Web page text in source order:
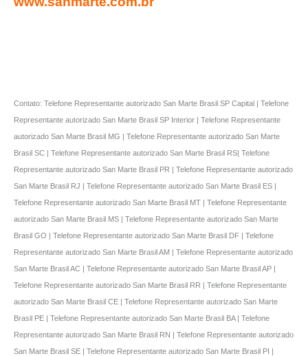
Contato: Telefone Representante autorizado San Marte Brasil SP Capital | Telefone
Representante autorizado San Marte Brasil SP Interior | Telefone Representante
autorizado San Marte Brasil MG | Telefone Representante autorizado San Marte
Brasil SC | Telefone Representante autorizado San Marte Brasil RS| Telefone
Representante autorizado San Marte Brasil PR | Telefone Representante autorizado
San Marte Brasil RJ | Telefone Representante autorizado San Marte Brasil ES |
Telefone Representante autorizado San Marte Brasil MT | Telefone Representante
autorizado San Marte Brasil MS | Telefone Representante autorizado San Marte
Brasil GO | Telefone Representante autorizado San Marte Brasil DF | Telefone
Representante autorizado San Marte Brasil AM | Telefone Representante autorizado
San Marte Brasil AC | Telefone Representante autorizado San Marte Brasil AP |
Telefone Representante autorizado San Marte Brasil RR | Telefone Representante
autorizado San Marte Brasil CE | Telefone Representante autorizado San Marte
Brasil PE | Telefone Representante autorizado San Marte Brasil BA | Telefone
Representante autorizado San Marte Brasil RN | Telefone Representante autorizado
San Marte Brasil SE | Telefone Representante autorizado San Marte Brasil PI |